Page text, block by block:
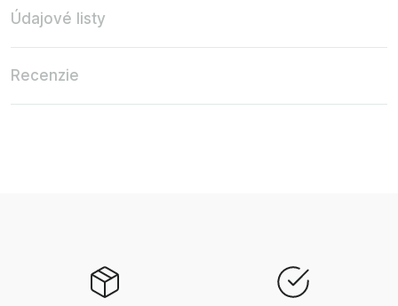
Údajové listy
Recenzie